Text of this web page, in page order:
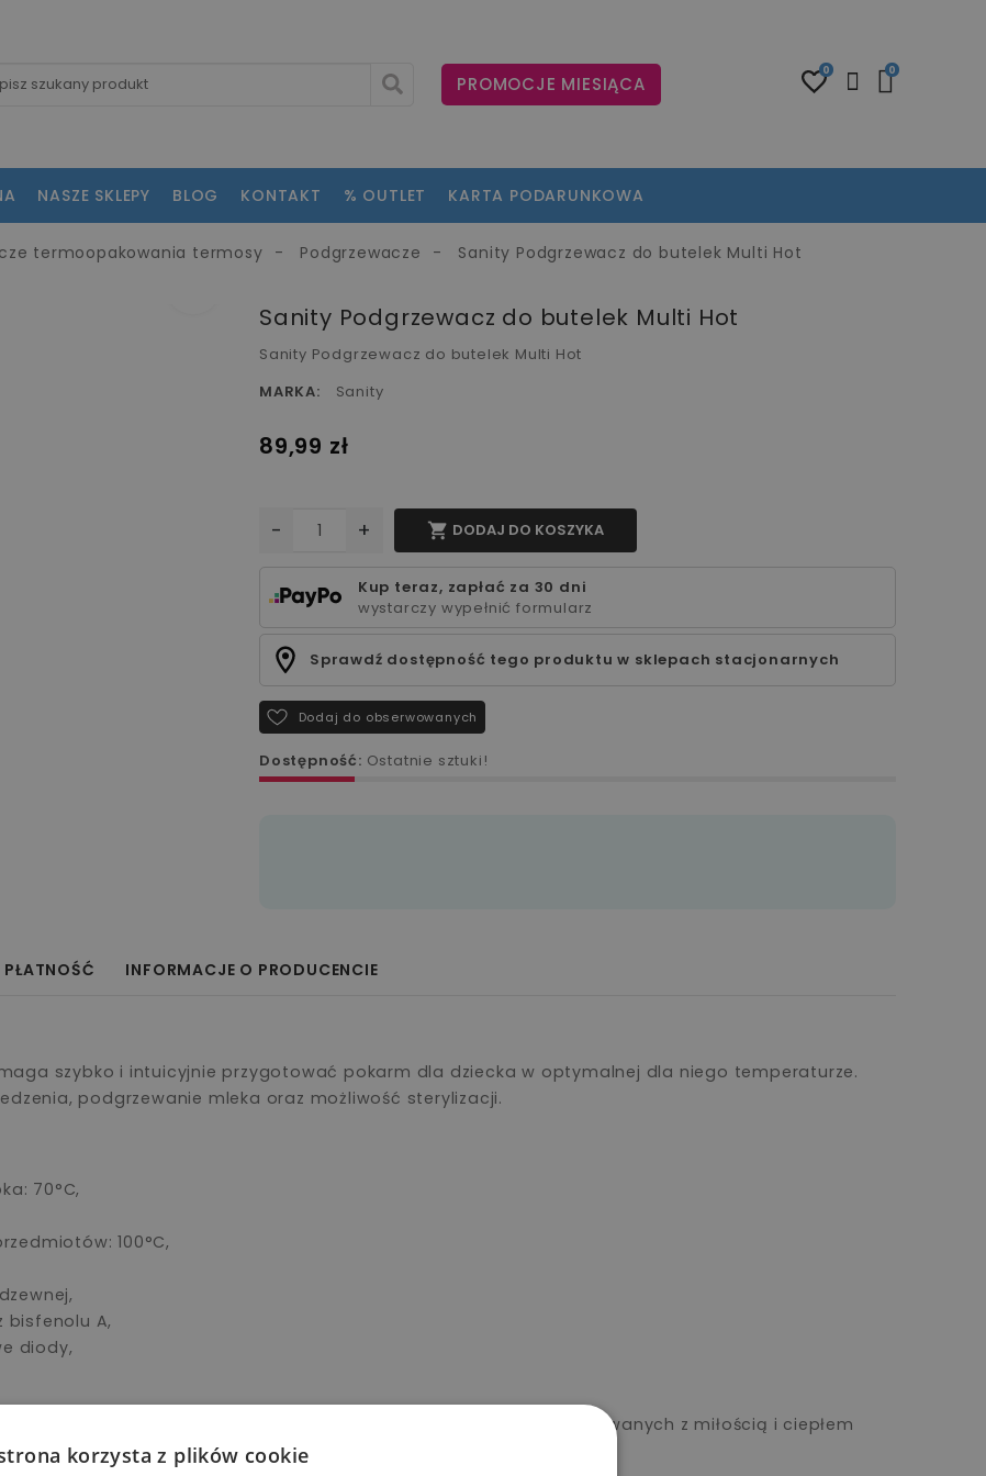
PROMOCJE MIESIĄCA
0 0
NASZE SKLEPY BLOG KONTAKT % OUTLET KARTA PODARUNKOWA
termoopakowania termosy Podgrzewacze Sanity Podgrzewacz do butelek Multi Hot
Sanity Podgrzewacz do butelek Multi Hot
Sanity Podgrzewacz do butelek Multi Hot
MARKA:
Sanity
89,99 zł
- +  DODAJ DO KOSZYKA
Kup teraz, zapłać za 30 dni
wystarczy wypełnić formularz
Sprawdź dostępność tego produktu w sklepach stacjonarnych
Dodaj do obserwowanych
Dostępność: Ostatnie sztuki!
INFORMACJE O PRODUCENCIE
szybko i intuicyjnie przygotować pokarm dla dziecka w optymalnej dla niego temperaturze.
podgrzewanie mleka oraz możliwość sterylizacji.
70°C,
100°C,
bisfenolu A,
diody,
mamy w warunkach domowych. Życzymy wielu posiłków przygotowanych z miłością i ciepłem
korzysta z plików cookie